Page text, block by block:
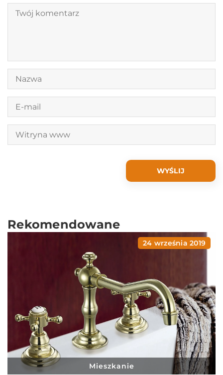
Rekomendowane
24 września 2019
Mieszkanie